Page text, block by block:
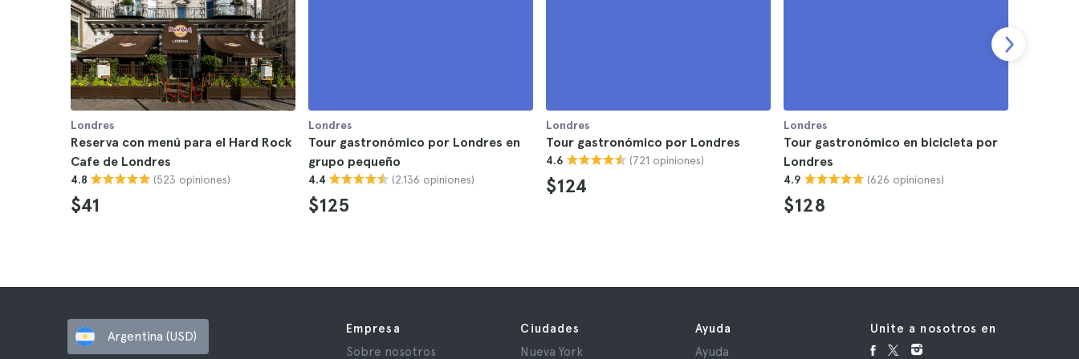
Londres
Reserva con menú para el Hard Rock
Cafe de Londres
4.8 (523 opiniones)
$41
Londres
Tour gastronómico por Londres en
grupo pequeño
4.4 (2.136 opiniones)
$125
Londres
Tour gastronómico por Londres
4.6 (721 opiniones)
$124
Londres
Tour gastronómico en bicicleta por
Londres
4.9 (626 opiniones)
$128
Argentina (USD)
Empresa
Sobre nosotros
Ciudades
Nueva York
Ayuda
Ayuda
Unite a nosotros en